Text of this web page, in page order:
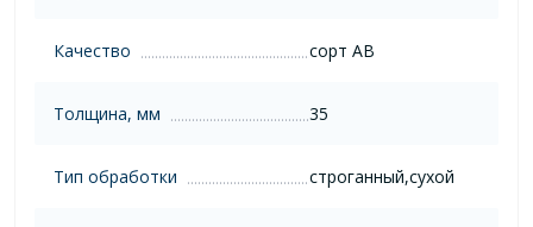
Качество сорт AB
Толщина, мм 35
Тип обработки строганный,сухой